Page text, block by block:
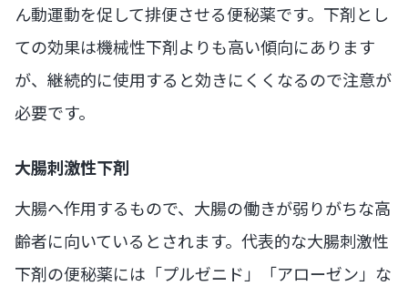
ん動運動を促して排便させる便秘薬です。下剤とし
ての効果は機械性下剤よりも高い傾向にあります
が、継続的に使用すると効きにくくなるので注意が
必要です。
大腸刺激性下剤
大腸へ作用するもので、大腸の働きが弱りがちな高
齢者に向いているとされます。代表的な大腸刺激性
下剤の便秘薬には「プルゼニド」「アローゼン」な